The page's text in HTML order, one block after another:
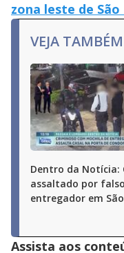
zona leste de São
VEJA TAMBÉM
Dentro da Notícia:
assaltado por falso
entregador em
Assista aos